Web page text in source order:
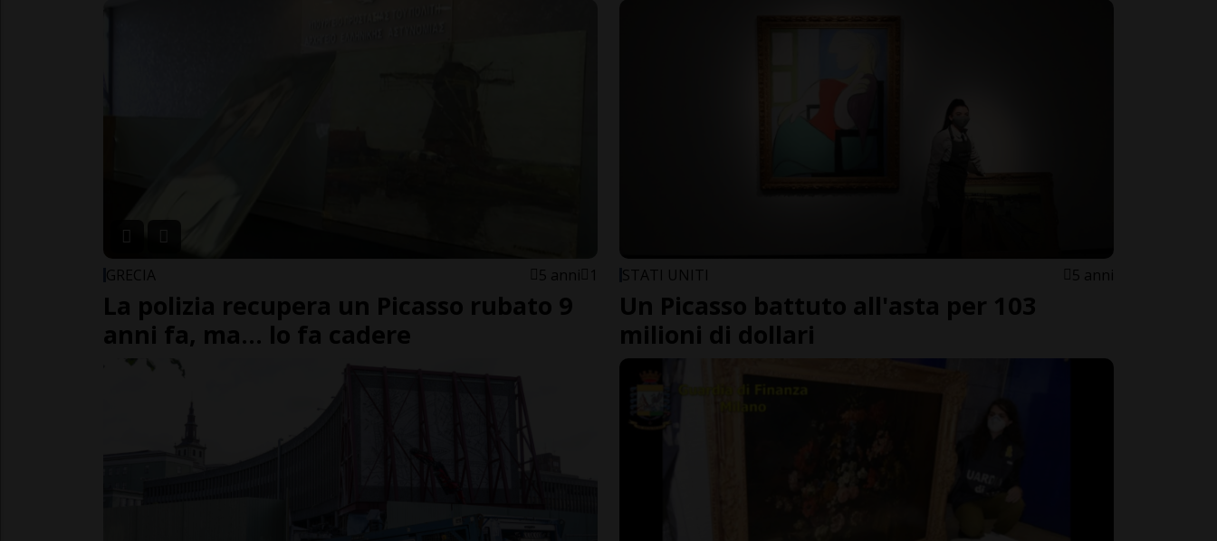
GRECIA 5 anni 1
La polizia recupera un Picasso rubato 9
anni fa, ma... lo fa cadere
STATI UNITI 5 anni
Un Picasso battuto all'asta per 103
milioni di dollari